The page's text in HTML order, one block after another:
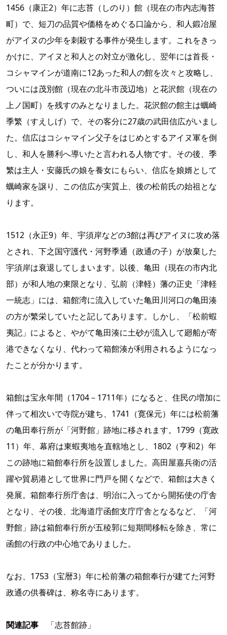
1456（康正2）年に志苔（しのり）館（現在の市内志海苔
町）で、短刀の品質や価格をめぐる口論から、和人鍛冶屋
がアイヌの少年を刺殺する事件が発生します。これをきっ
かけに、アイヌと和人との対立が激化し、翌年には首長・
コシャマインが道南に12あった和人の館を次々と攻略し、
ついには茂別館（現在の北斗市茂辺地）と花沢館（現在の
上ノ国町）を残すのみとなりました。花沢館の館主は蠣崎
季繁（すえしげ）で、その客分に27歳の武田信広がいまし
た。信広はコシャマイン父子をはじめとするアイヌ軍を倒
し、和人を勝利へ導いたと言われる人物です。その後、季
繁は主人・安藤氏の娘を養女にもらい、信広を娘婿として
蠣崎家を譲り、この信広が実質上、後の松前氏の始祖とな
ります。
1512（永正9）年、宇須岸などの3館は再びアイヌに攻め落
とされ、下之国守護代・河野季通（政通の子）が放棄した
宇須岸は衰退してしまいます。以後、亀田（現在の市内北
部）が和人地の東限となり、弘前（津軽）藩の正史「津軽
一統志」には、箱館湾に流入していた亀田川河口の亀田湊
の方が繁栄していたと記してあります。しかし、「松前蝦
夷記」によると、やがて亀田湊に土砂が流入して廻船が寄
港できなくなり、代わって箱館湊が利用されるようになっ
たことが分かります。
箱館は宝永年間（1704－1711年）になると、住民の増加に
伴って相次いで寺院が建ち、1741（寛保元）年には松前藩
の亀田奉行所が「河野館」跡地に移されます。1799（寛政
11）年、幕府は東蝦夷地を直轄地とし、1802（亨和2）年
この跡地に箱館奉行所を設置しました。高田屋嘉兵衛の活
躍や貿易港として世界に門戸を開くなどで、箱館は大きく
発展。箱館奉行所庁舎は、明治に入ってから開拓使の庁舎
となり、その後、北海道庁函館支庁庁舎となるなど、「河
野館」跡は箱館奉行所が五稜郭に短期間移転を除き、常に
函館の行政の中心地でありました。
なお、1753（宝暦3）年に松前藩の箱館奉行が建てた河野
政通の供養碑は、称名寺にあります。
関連記事 「志苔館跡」